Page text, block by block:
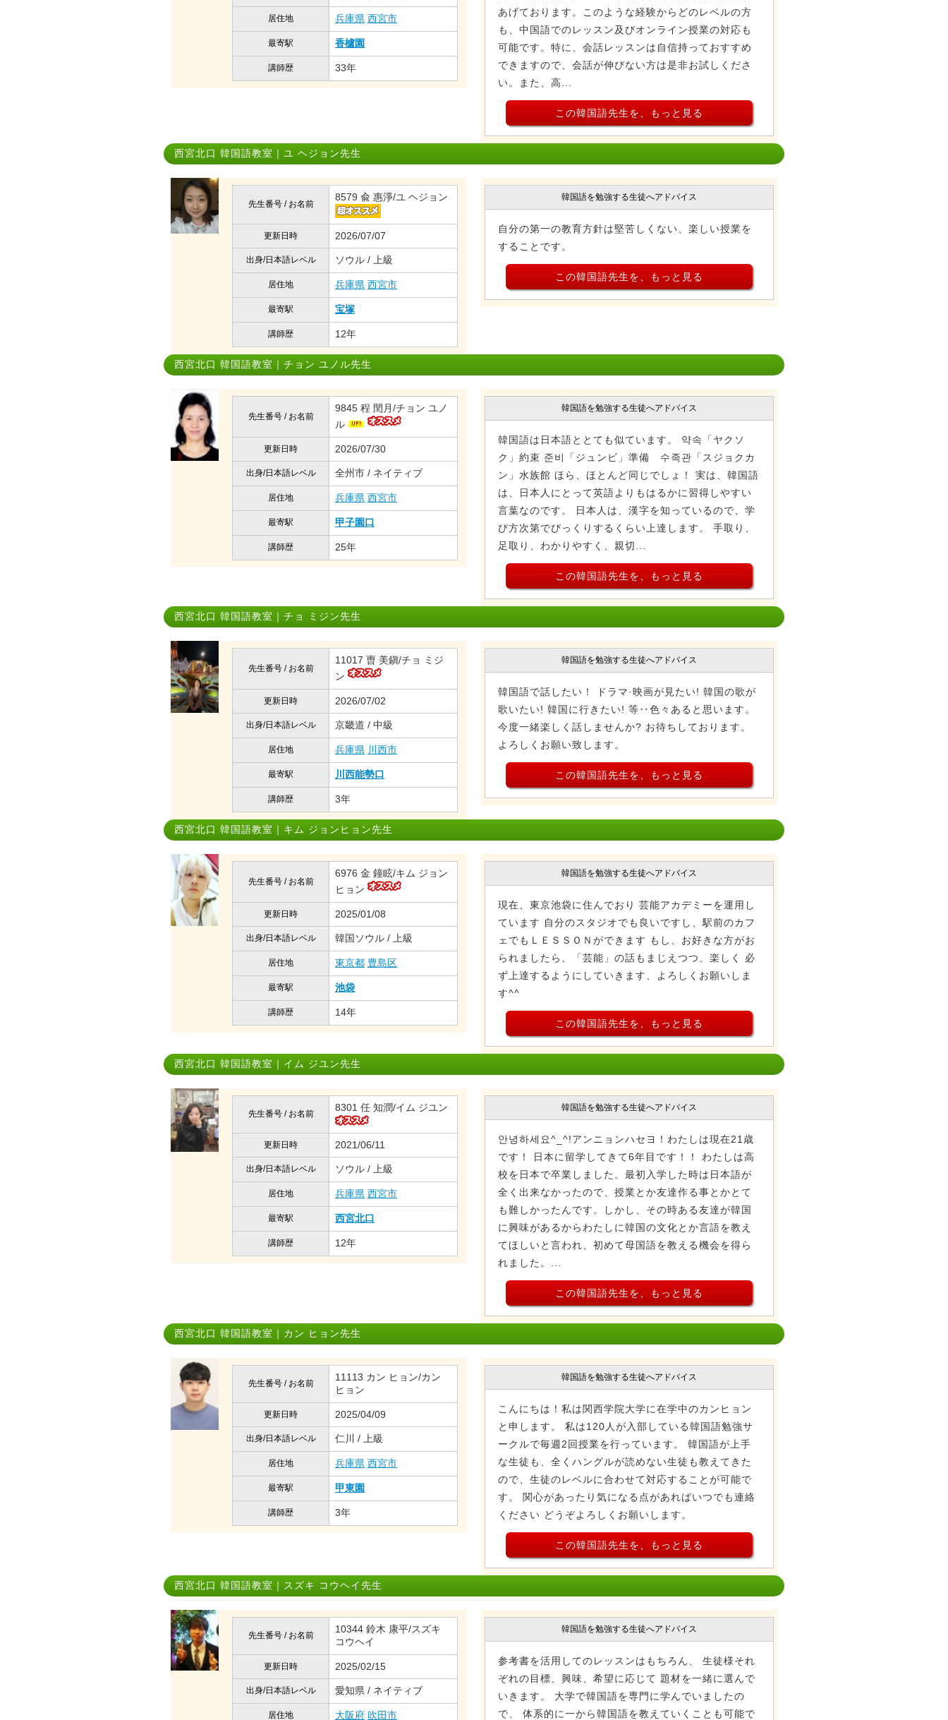
居住地 兵庫県 西宮市
最寄駅 香櫨園
講師歴 33年
あげております。このような経験からどのレベルの方
も、中国語でのレッスン及びオンライン授業の対応も
可能です。特に、会話レッスンは自信持っておすすめ
できますので、会話が伸びない方は是非お試しくださ
い。また、高...
この韓国語先生を、もっと見る
西宮北口 韓国語教室｜ユ ヘジョン先生
先生番号 / お名前
8579 兪 惠淨/ユ ヘジョン
更新日時 2026/07/07
出身/日本語レベル ソウル / 上級
居住地 兵庫県 西宮市
最寄駅 宝塚
講師歴 12年
韓国語を勉強する生徒へアドバイス
自分の第一の教育方針は堅苦しくない、楽しい授業を
することです。
この韓国語先生を、もっと見る
西宮北口 韓国語教室｜チョン ユノル先生
先生番号 / お名前
9845 程 閏月/チョン ユノ
ル
更新日時 2026/07/30
出身/日本語レベル 全州市 / ネイティブ
居住地 兵庫県 西宮市
最寄駅 甲子園口
講師歴 25年
韓国語を勉強する生徒へアドバイス
韓国語は日本語ととても似ています。 약속「ヤクソ
ク」約束 준비「ジュンビ」準備 수족관「スジョクカ
ン」水族館 ほら、ほとんど同じでしょ！ 実は、韓国語
は、日本人にとって英語よりもはるかに習得しやすい
言葉なのです。 日本人は、漢字を知っているので、学
び方次第でびっくりするくらい上達します。 手取り、
足取り、わかりやすく、親切...
この韓国語先生を、もっと見る
西宮北口 韓国語教室｜チョ ミジン先生
先生番号 / お名前
11017 曺 美鎭/チョ ミジ
ン
更新日時 2026/07/02
出身/日本語レベル 京畿道 / 中級
居住地 兵庫県 川西市
最寄駅 川西能勢口
講師歴 3年
韓国語を勉強する生徒へアドバイス
韓国語で話したい！ ドラマ·映画が見たい! 韓国の歌が
歌いたい! 韓国に行きたい! 等‥色々あると思います。
今度一緒楽しく話しませんか? お待ちしております。
よろしくお願い致します。
この韓国語先生を、もっと見る
西宮北口 韓国語教室｜キム ジョンヒョン先生
先生番号 / お名前
6976 金 鐘眩/キム ジョン
ヒョン
更新日時 2025/01/08
出身/日本語レベル 韓国ソウル / 上級
居住地 東京都 豊島区
最寄駅 池袋
講師歴 14年
韓国語を勉強する生徒へアドバイス
現在、東京池袋に住んでおり 芸能アカデミーを運用し
ています 自分のスタジオでも良いですし、駅前のカフ
ェでもＬＥＳＳＯＮができます もし、お好きな方がお
られましたら、「芸能」の話もまじえつつ、楽しく 必
ず上達するようにしていきます、よろしくお願いしま
す^^
この韓国語先生を、もっと見る
西宮北口 韓国語教室｜イム ジユン先生
先生番号 / お名前
8301 任 知潤/イム ジユン
更新日時 2021/06/11
出身/日本語レベル ソウル / 上級
居住地 兵庫県 西宮市
最寄駅 西宮北口
講師歴 12年
韓国語を勉強する生徒へアドバイス
안녕하세요^_^!アンニョンハセヨ！わたしは現在21歳
です！ 日本に留学してきて6年目です！！ わたしは高
校を日本で卒業しました。最初入学した時は日本語が
全く出来なかったので、授業とか友達作る事とかとて
も難しかったんです。しかし、その時ある友達が韓国
に興味があるからわたしに韓国の文化とか言語を教え
てほしいと言われ、初めて母国語を教える機会を得ら
れました。...
この韓国語先生を、もっと見る
西宮北口 韓国語教室｜カン ヒョン先生
先生番号 / お名前
11113 カン ヒョン/カン
ヒョン
更新日時 2025/04/09
出身/日本語レベル 仁川 / 上級
居住地 兵庫県 西宮市
最寄駅 甲東園
講師歴 3年
韓国語を勉強する生徒へアドバイス
こんにちは！私は関西学院大学に在学中のカンヒョン
と申します。 私は120人が入部している韓国語勉強サ
ークルで毎週2回授業を行っています。 韓国語が上手
な生徒も、全くハングルが読めない生徒も教えてきた
ので、生徒のレベルに合わせて対応することが可能で
す。 関心があったり気になる点があればいつでも連絡
ください どうぞよろしくお願いします。
この韓国語先生を、もっと見る
西宮北口 韓国語教室｜スズキ コウヘイ先生
先生番号 / お名前
10344 鈴木 康平/スズキ
コウヘイ
更新日時 2025/02/15
出身/日本語レベル 愛知県 / ネイティブ
居住地 大阪府 吹田市
韓国語を勉強する生徒へアドバイス
参考書を活用してのレッスンはもちろん、 生徒様それ
ぞれの目標、興味、希望に応じて 題材を一緒に選んで
いきます。 大学で韓国語を専門に学んでいましたの
で、 体系的に一から韓国語を教えていくことも可能で